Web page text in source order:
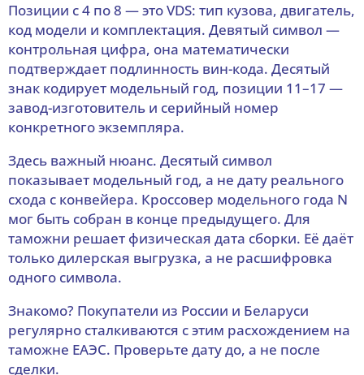
Позиции с 4 по 8 — это VDS: тип кузова, двигатель,
код модели и комплектация. Девятый символ —
контрольная цифра, она математически
подтверждает подлинность вин-кода. Десятый
знак кодирует модельный год, позиции 11–17 —
завод-изготовитель и серийный номер
конкретного экземпляра.
Здесь важный нюанс. Десятый символ
показывает модельный год, а не дату реального
схода с конвейера. Кроссовер модельного года N
мог быть собран в конце предыдущего. Для
таможни решает физическая дата сборки. Её даёт
только дилерская выгрузка, а не расшифровка
одного символа.
Знакомо? Покупатели из России и Беларуси
регулярно сталкиваются с этим расхождением на
таможне ЕАЭС. Проверьте дату до, а не после
сделки.